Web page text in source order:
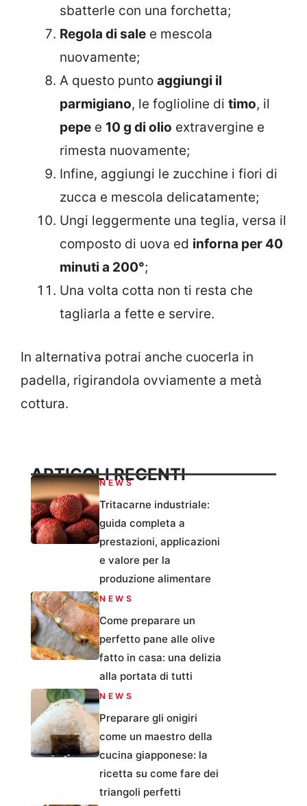
sbatterle con una forchetta;
Regola di sale e mescola
nuovamente;
A questo punto aggiungi il
parmigiano, le foglioline di timo, il
pepe e 10 g di olio extravergine e
rimesta nuovamente;
Infine, aggiungi le zucchine i fiori di
zucca e mescola delicatamente;
Ungi leggermente una teglia, versa il
composto di uova ed inforna per 40
minuti a 200°;
Una volta cotta non ti resta che
tagliarla a fette e servire.
In alternativa potrai anche cuocerla in
padella, rigirandola ovviamente a metà
cottura.
ARTICOLI RECENTI
NEWS
Tritacarne industriale:
guida completa a
prestazioni, applicazioni
e valore per la
produzione alimentare
NEWS
Come preparare un
perfetto pane alle olive
fatto in casa: una delizia
alla portata di tutti
NEWS
Preparare gli onigiri
come un maestro della
cucina giapponese: la
ricetta su come fare dei
triangoli perfetti